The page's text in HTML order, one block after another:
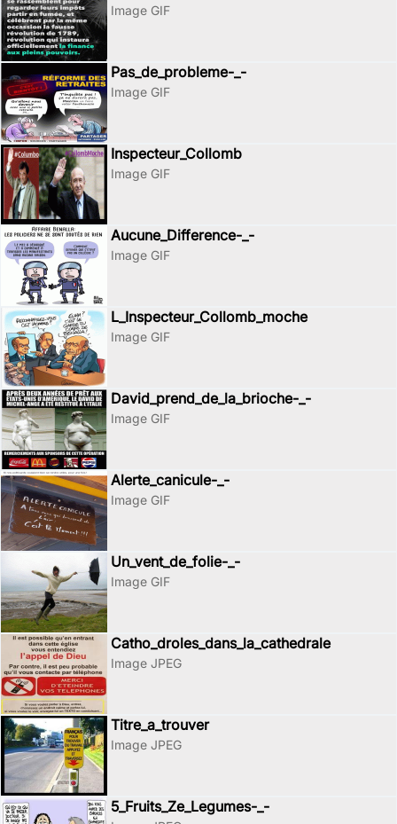
Image GIF
Pas_de_probleme-_-
Image GIF
Inspecteur_Collomb
Image GIF
Aucune_Difference-_-
Image GIF
L_Inspecteur_Collomb_moche
Image GIF
David_prend_de_la_brioche-_-
Image GIF
Alerte_canicule-_-
Image GIF
Un_vent_de_folie-_-
Image GIF
Catho_droles_dans_la_cathedrale
Image JPEG
Titre_a_trouver
Image JPEG
5_Fruits_Ze_Legumes-_-